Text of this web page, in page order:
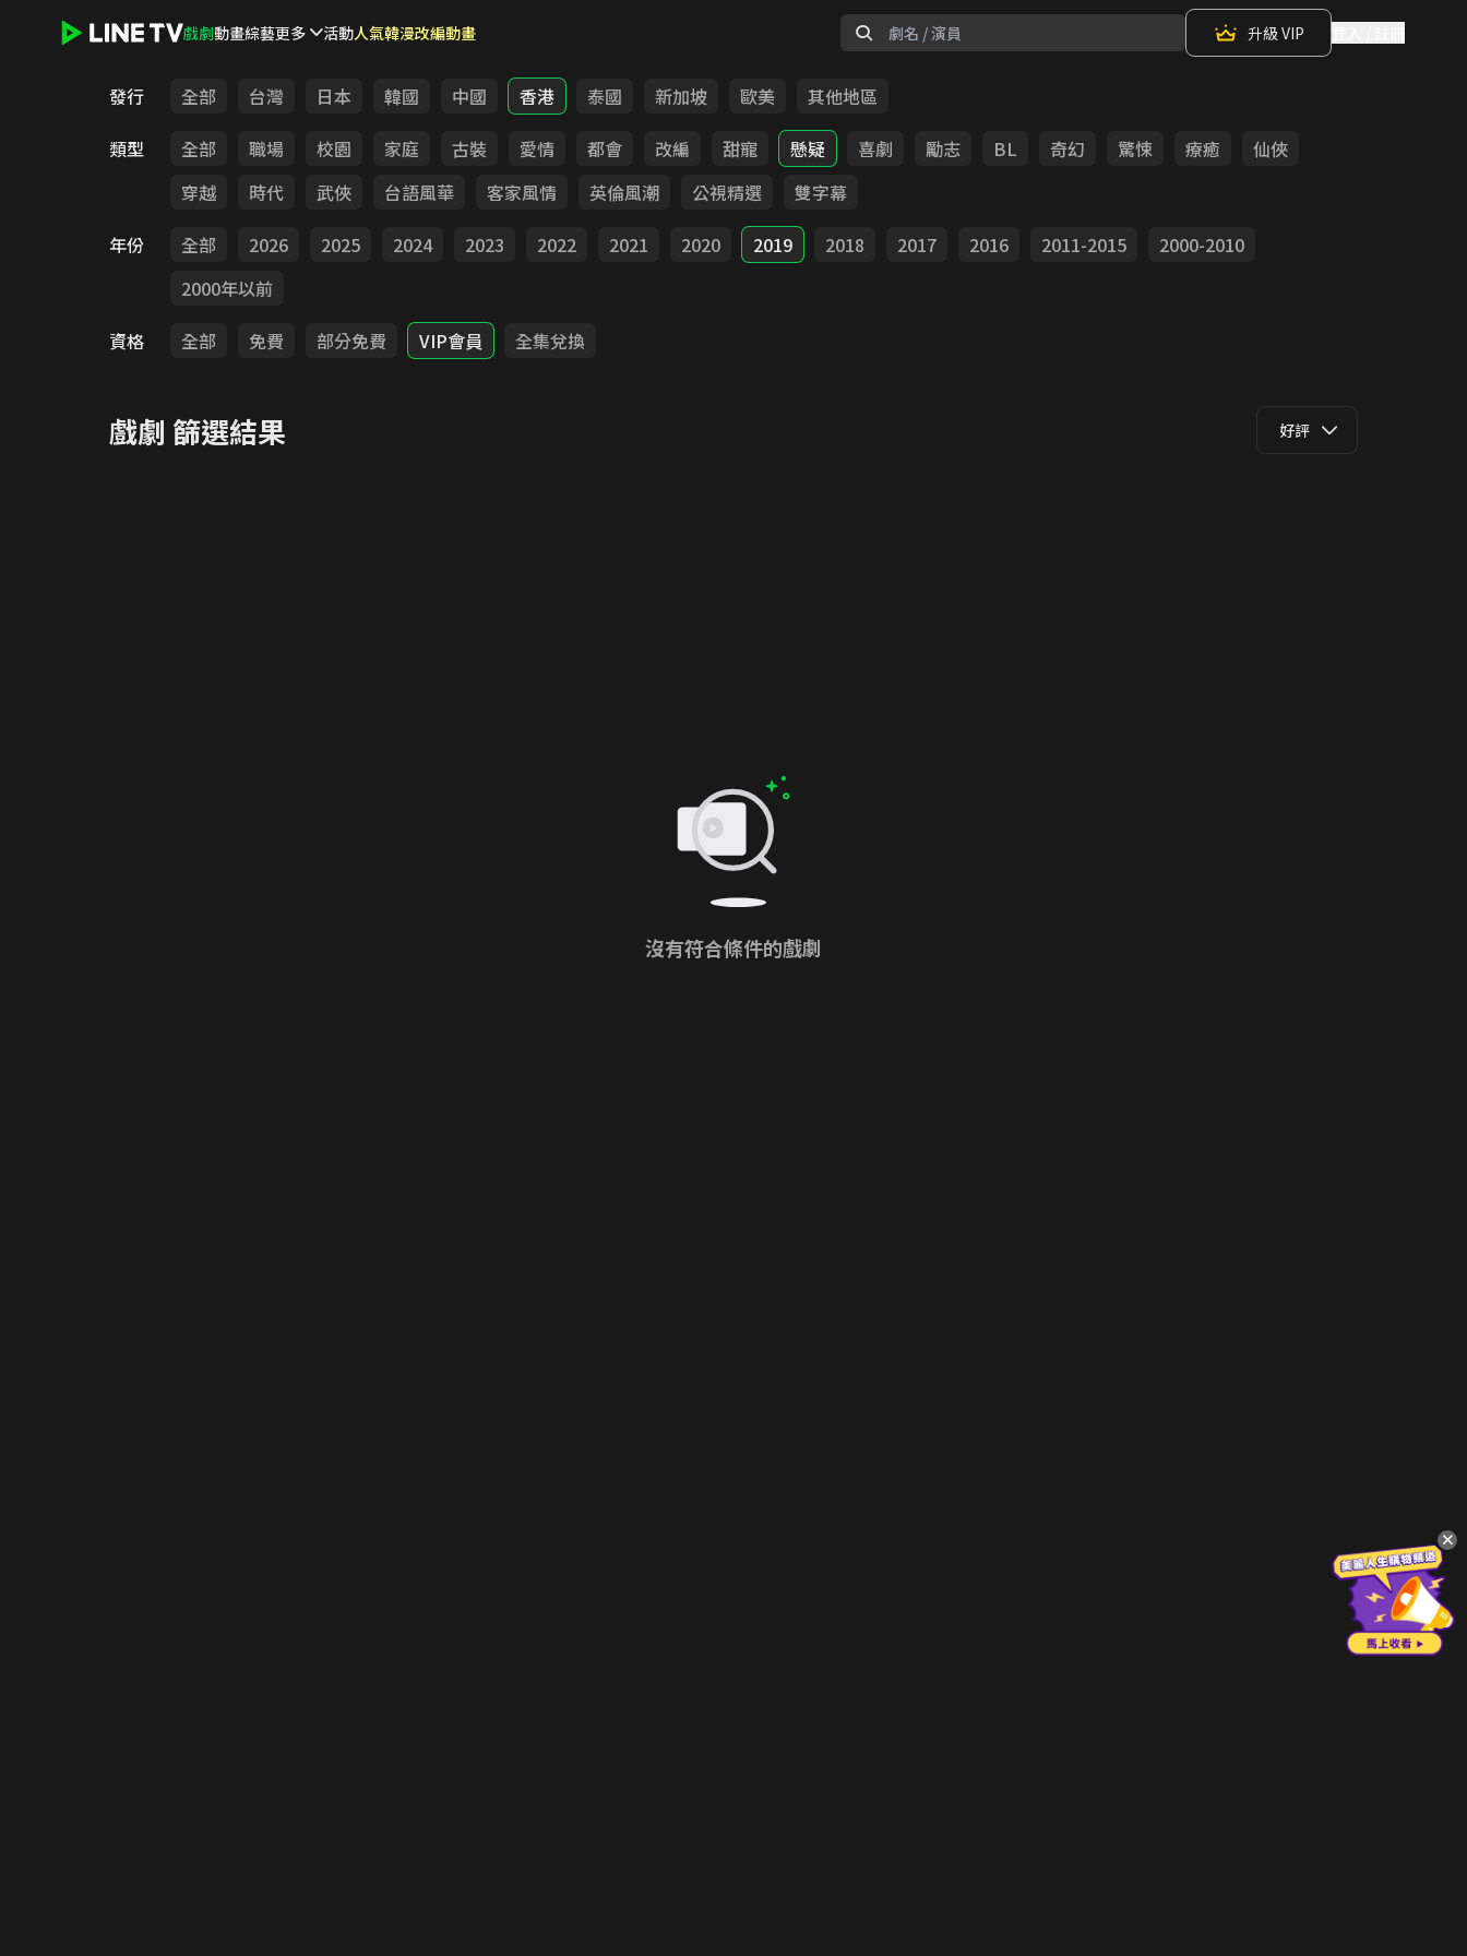
戲劇動畫綜藝更多 活動人氣韓漫改編動畫 升級 VIP
發行 全部 台灣 日本 韓國 中國 香港 泰國 新加坡 歐美
其他地區
類型
全部 職場 校園 家庭 古裝 愛情 都會 改編 甜寵 懸疑 喜劇 勵志 BL 奇幻 驚悚 療癒
仙俠
穿越
時代 武俠 台語風華 客家風情 英倫風潮 公視精選
雙字幕
年份
全部 2026 2025 2024 2023 2022 2021 2020 2019 2018 2017 2016 2011-2015
2000-2010
2000年以前
資格
全部 免費 部分免費 VIP會員 全集兌換
戲劇 篩選結果 好評
沒有符合條件的戲劇